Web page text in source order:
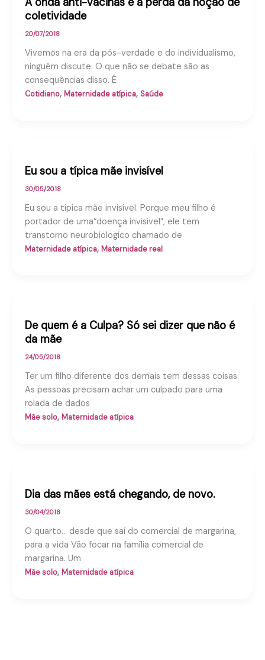
coletividade
20/07/2018
Vivemos na era da pós-verdade e do individualismo,
ninguém discute. O que não se debate são as
consequências disso. É
Cotidiano, Maternidade atípica, Saúde
Eu sou a típica mãe invisível
30/05/2018
Eu sou a típica mãe invisível. Porque meu filho é
portador de uma“doença invisível”, ele tem
transtorno neurobiologico chamado de
Maternidade atípica, Maternidade real
De quem é a Culpa? Só sei dizer que não é
da mãe
24/05/2018
Ter um filho diferente dos demais tem dessas coisas.
As pessoas precisam achar um culpado para uma
rolada de dados
Mãe solo, Maternidade atípica
Dia das mães está chegando, de novo.
30/04/2018
O quarto… desde que saí do comercial de margarina,
para a vida Vão focar na família comercial de
margarina. Um
Mãe solo, Maternidade atípica